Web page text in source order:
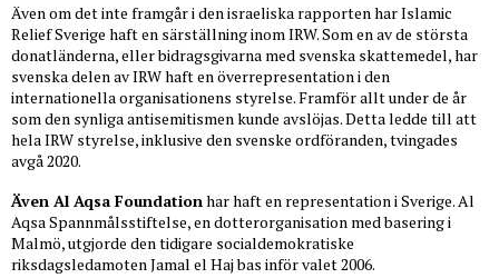
Även om det inte framgår i den israeliska rapporten har Islamic
Relief Sverige haft en särställning inom IRW. Som en av de största
donatländerna, eller bidragsgivarna med svenska skattemedel, har
svenska delen av IRW haft en överrepresentation i den
internationella organisationens styrelse. Framför allt under de år
som den synliga antisemitismen kunde avslöjas. Detta ledde till att
hela IRW styrelse, inklusive den svenske ordföranden, tvingades
avgå 2020.
Även Al Aqsa Foundationhar haft en representation i Sverige. Al
Aqsa Spannmålsstiftelse, en dotterorganisation med basering i
Malmö, utgjorde den tidigare socialdemokratiske
riksdagsledamoten Jamal el Haj bas inför valet 2006.